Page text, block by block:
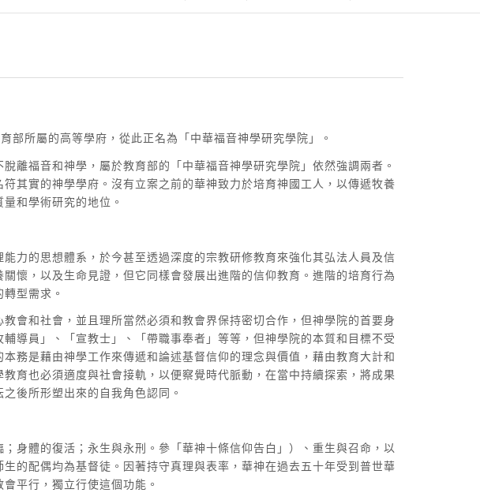
所屬的高等學府，從此正名為「中華福音神學研究學院」。
離福音和神學，屬於教育部的「中華福音神學研究學院」依然強調兩者。
其實的神學學府。沒有立案之前的華神致力於培育神國工人，以傳遞牧養
和學術研究的地位。
力的思想體系，於今甚至透過深度的宗教研修教育來強化其弘法人員及信
懷，以及生命見證，但它同樣會發展出進階的信仰教育。進階的培育行為
型需求。
會和社會，並且理所當然必須和教會界保持密切合作，但神學院的首要身
導員」、「宣教士」、「帶職事奉者」等等，但神學院的本質和目標不受
務是藉由神學工作來傳遞和論述基督信仰的理念與價值，藉由教育大計和
育也必須適度與社會接軌，以便察覺時代脈動，在當中持續探索，將成果
後所形塑出來的自我角色認同。
身體的復活；永生與永刑。參「華神十條信仰告白」）、重生與召命，以
的配偶均為基督徒。因著持守真理與表率，華神在過去五十年受到普世華
平行，獨立行使這個功能。